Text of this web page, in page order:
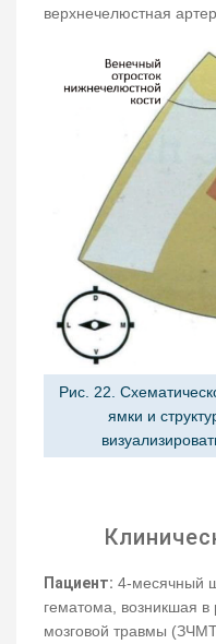
верхнечелюстная
Рис. 22.
ямки и
Пациент: 4-месячный
гематома, возникшая в
мозговой травмы